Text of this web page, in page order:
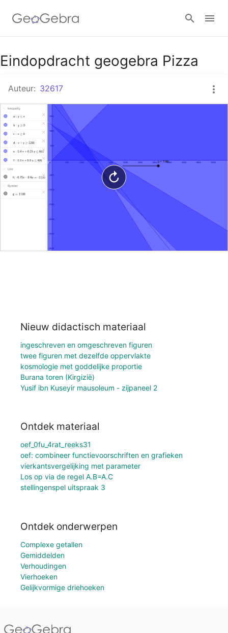
Google Classroom
GeoGebra Klaslokaal
Eindopdracht geogebra Pizza
Auteur: 32617
Nieuw didactisch materiaal
ingeschreven en omgeschreven figuren
twee figuren met dezelfde oppervlakte
kosmologie met goddelijke proportie
Burana toren (Kirgizië)
Yusif ibn Kuseyir mausoleum - zijpaneel 2
Ontdek materiaal
oef_0fu_4rat_reeks31
oef: combineer functievoorschriften en grafieken
vierkantsvergelijking met parameter
Los op via de regel A.B=A.C
stellingenspel uitspraak 3
Ontdek onderwerpen
Complexe getallen
Gemiddelden
Verhoudingen
Vierhoeken
Gelijkvormige driehoeken